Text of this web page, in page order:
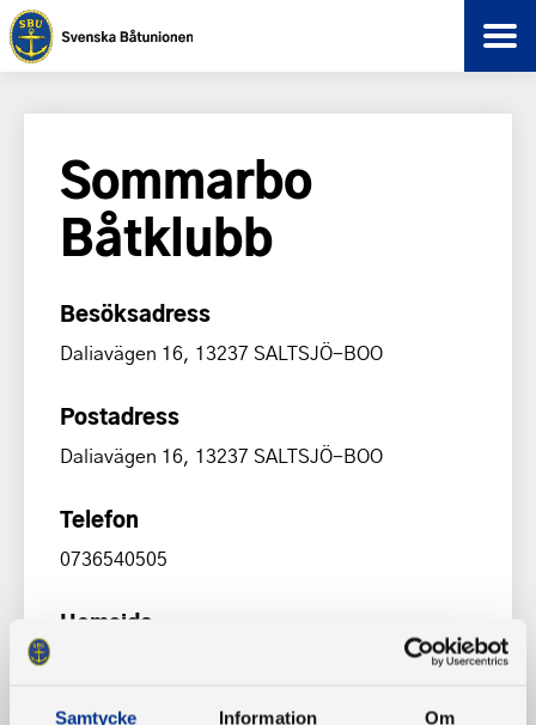
Samtycke Information Om
Sommarbo
Båtklubb
Besöksadress
Daliavägen 16, 13237 SALTSJÖ-BOO
Postadress
Daliavägen 16, 13237 SALTSJÖ-BOO
Telefon
0736540505
Hemsida